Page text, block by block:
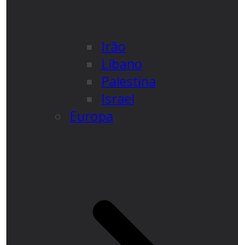
Irão
Líbano
Palestina
Israel
Europa